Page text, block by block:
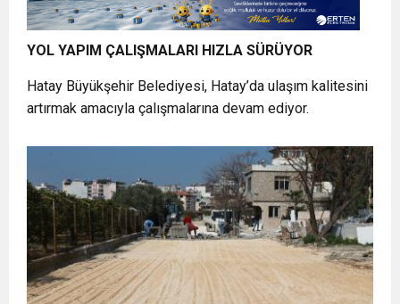
YOL YAPIM ÇALIŞMALARI HIZLA SÜRÜYOR
Hatay Büyükşehir Belediyesi, Hatay’da ulaşım kalitesini
artırmak amacıyla çalışmalarına devam ediyor.